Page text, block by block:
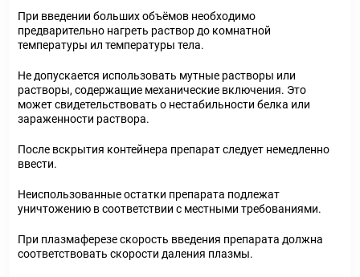
При введении больших объёмов необходимо
предварительно нагреть раствор до комнатной
температуры ил температуры тела.
Не допускается использовать мутные растворы или
растворы, содержащие механические включения. Это
может свидетельствовать о нестабильности белка или
зараженности раствора.
После вскрытия контейнера препарат следует немедленно
ввести.
Неиспользованные остатки препарата подлежат
уничтожению в соответствии с местными требованиями.
При плазмаферезе скорость введения препарата должна
соответствовать скорости даления плазмы.